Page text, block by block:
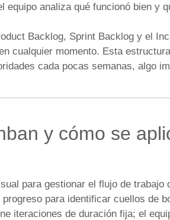
equipo analiza qué funcionó bien y
Backlog, Sprint Backlog y el
cualquier momento. Esta
cada pocas semanas, algo
y cómo se
para gestionar el flujo de
para identificar cuellos de
iteraciones de duración fija; el